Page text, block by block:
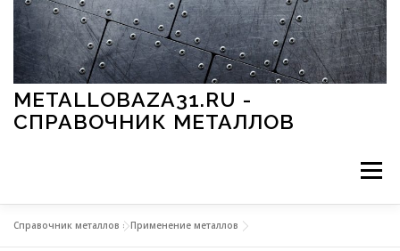
Перейти к содержимому
METALLOBAZA31.RU -
СПРАВОЧНИК МЕТАЛЛОВ
Меню
Справочник металлов »Применение металлов